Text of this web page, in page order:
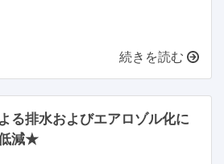
続きを読む
る排水およびエアロゾル化に
減★